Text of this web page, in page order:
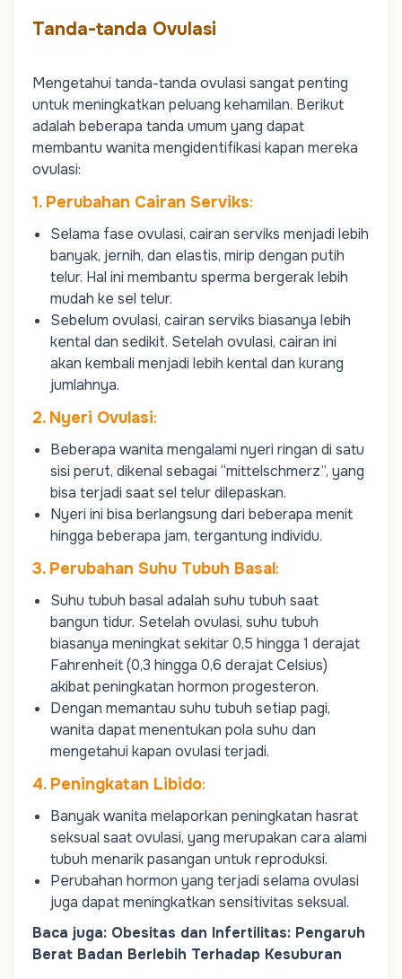
Tanda-tanda Ovulasi
Mengetahui tanda-tanda ovulasi sangat penting
untuk meningkatkan peluang kehamilan. Berikut
adalah beberapa tanda umum yang dapat
membantu wanita mengidentifikasi kapan mereka
ovulasi:
1. Perubahan Cairan Serviks:
Selama fase ovulasi, cairan serviks menjadi lebih
banyak, jernih, dan elastis, mirip dengan putih
telur. Hal ini membantu sperma bergerak lebih
mudah ke sel telur.
Sebelum ovulasi, cairan serviks biasanya lebih
kental dan sedikit. Setelah ovulasi, cairan ini
akan kembali menjadi lebih kental dan kurang
jumlahnya.
2. Nyeri Ovulasi:
Beberapa wanita mengalami nyeri ringan di satu
sisi perut, dikenal sebagai “mittelschmerz”, yang
bisa terjadi saat sel telur dilepaskan.
Nyeri ini bisa berlangsung dari beberapa menit
hingga beberapa jam, tergantung individu.
3. Perubahan Suhu Tubuh Basal:
Suhu tubuh basal adalah suhu tubuh saat
bangun tidur. Setelah ovulasi, suhu tubuh
biasanya meningkat sekitar 0,5 hingga 1 derajat
Fahrenheit (0,3 hingga 0,6 derajat Celsius)
akibat peningkatan hormon progesteron.
Dengan memantau suhu tubuh setiap pagi,
wanita dapat menentukan pola suhu dan
mengetahui kapan ovulasi terjadi.
4. Peningkatan Libido:
Banyak wanita melaporkan peningkatan hasrat
seksual saat ovulasi, yang merupakan cara alami
tubuh menarik pasangan untuk reproduksi.
Perubahan hormon yang terjadi selama ovulasi
juga dapat meningkatkan sensitivitas seksual.
Baca juga: Obesitas dan Infertilitas: Pengaruh
Berat Badan Berlebih Terhadap Kesuburan